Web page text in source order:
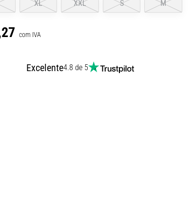
XL XXL S M
com IVA
Excelente4.8 de 5